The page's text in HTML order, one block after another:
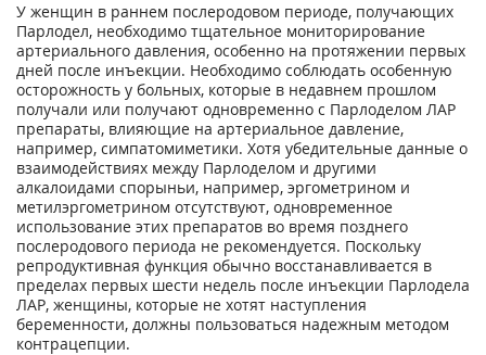
У женщин в раннем послеродовом периоде, получающих
Парлодел, необходимо тщательное мониторирование
артериального давления, особенно на протяжении первых
дней после инъекции. Необходимо соблюдать особенную
осторожность у больных, которые в недавнем прошлом
получали или получают одновременно с Парлоделом ЛАР
препараты, влияющие на артериальное давление,
например, симпатомиметики. Хотя убедительные данные о
взаимодействиях между Парлоделом и другими
алкалоидами спорыньи, например, эргометрином и
метилэргометрином отсутствуют, одновременное
использование этих препаратов во время позднего
послеродового периода не рекомендуется. Поскольку
репродуктивная функция обычно восстанавливается в
пределах первых шести недель после инъекции Парлодела
ЛАР, женщины, которые не хотят наступления
беременности, должны пользоваться надежным методом
контрацепции.